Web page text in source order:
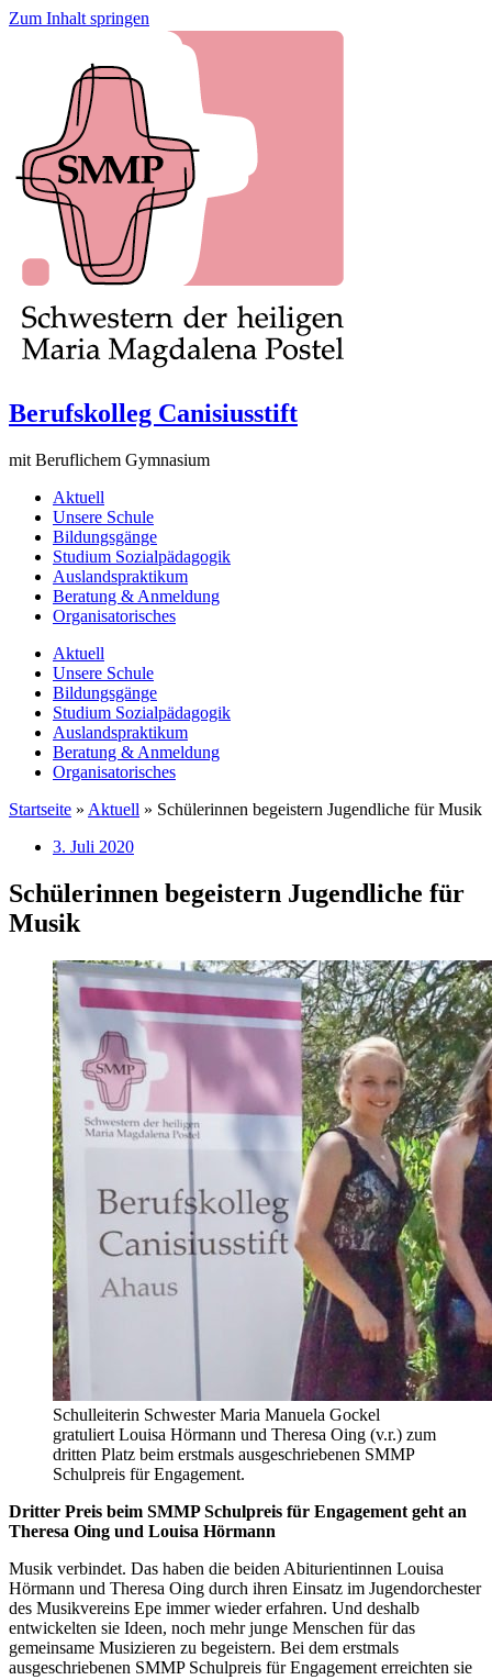
Zum Inhalt springen
Berufskolleg Canisiusstift
mit Beruflichem Gymnasium
Aktuell
Unsere Schule
Bildungsgänge
Studium Sozialpädagogik
Auslandspraktikum
Beratung & Anmeldung
Organisatorisches
Aktuell
Unsere Schule
Bildungsgänge
Studium Sozialpädagogik
Auslandspraktikum
Beratung & Anmeldung
Organisatorisches
Startseite » Aktuell » Schülerinnen begeistern Jugendliche für Musik
3. Juli 2020
Schülerinnen begeistern Jugendliche für
Musik
Schulleiterin Schwester Maria Manuela Gockel
gratuliert Louisa Hörmann und Theresa Oing (v.r.) zum
dritten Platz beim erstmals ausgeschriebenen SMMP
Schulpreis für Engagement.
Dritter Preis beim SMMP Schulpreis für Engagement geht an
Theresa Oing und Louisa Hörmann
Musik verbindet. Das haben die beiden Abiturientinnen Louisa
Hörmann und Theresa Oing durch ihren Einsatz im Jugendorchester
des Musikvereins Epe immer wieder erfahren. Und deshalb
entwickelten sie Ideen, noch mehr junge Menschen für das
gemeinsame Musizieren zu begeistern. Bei dem erstmals
ausgeschriebenen SMMP Schulpreis für Engagement erreichten sie